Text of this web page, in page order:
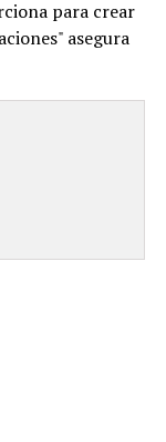
para crear
asegura